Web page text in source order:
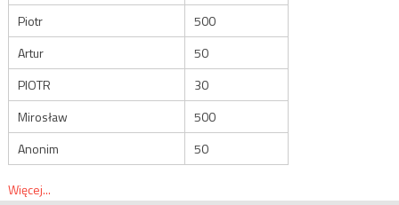
Piotr
500
Artur
50
PIOTR
30
Mirosław
500
Anonim
50
Więcej...